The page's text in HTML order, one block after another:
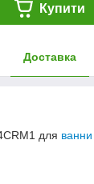
Купити
Доставка
для ванни